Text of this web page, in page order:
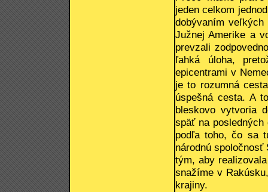
jeden celkom
dobývaním
Južnej Amerike a
prevzali
ľahká úloha,
epicentrami v
je to rozumná
úspešná cesta. A
bleskovo vytvoria
späť na
podľa toho, čo sa
národnú
tým, aby
snažíme v
krajiny.